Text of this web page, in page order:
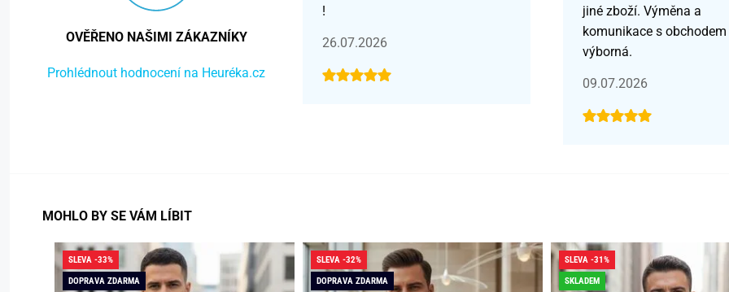
OVĚŘENO NAŠIMI ZÁKAZNÍKY
Prohlédnout hodnocení na Heuréka.cz
!
26.07.2026
jiné zboží. Výměna a
komunikace s obchodem
výborná.
09.07.2026
MOHLO BY SE VÁM LÍBIT
SLEVA -33%
DOPRAVA ZDARMA
SLEVA -32%
DOPRAVA ZDARMA
SLEVA -31%
SKLADEM